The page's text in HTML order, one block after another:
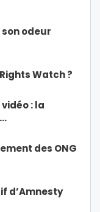
odeur
Watch ?
: la
des ONG
d’Amnesty